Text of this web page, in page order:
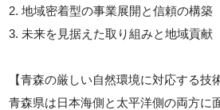
2. 地域密着型の事業展開と信頼の構築
3. 未来を見据えた取り組みと地域貢献
【青森の厳しい自然環境に対応する技
青森県は日本海側と太平洋側の両方に